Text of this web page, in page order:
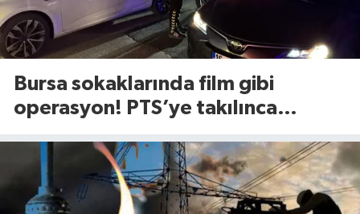
Bursa sokaklarında film gibi
operasyon! PTS’ye takılınca